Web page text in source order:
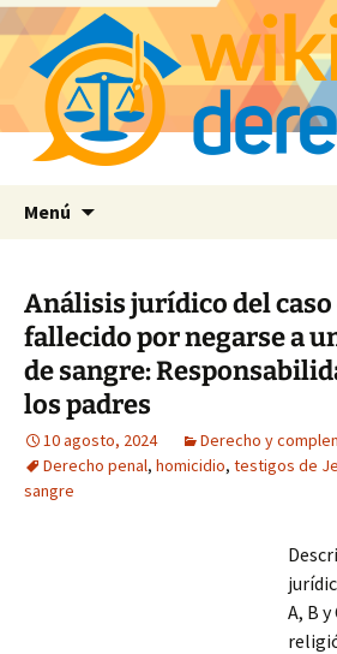
Menú
Análisis jurídico del
fallecido por negarse a
de sangre:
los padres
10 agosto, 2024
Derecho y
Derecho penal, homicidio, testigos de
sangre
A, B